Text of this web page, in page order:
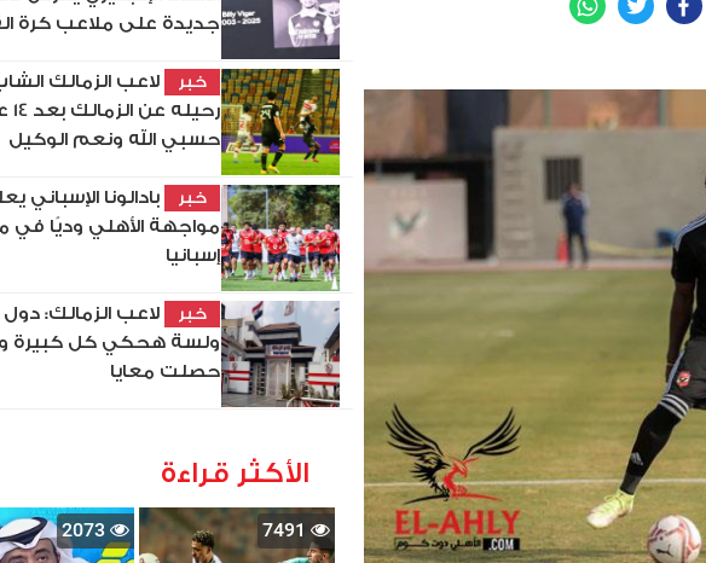
Facebook
Twitter
جديدة على ملاعب كرة
خبر
لاعب الزمالك
حسبي الله ونعم الوكيل
خبر
بادالونا الإسباني
مواجهة الأهلي وديًا
إسبانيا
خبر
لاعب الزمالك:
ولسة هحكي كل كبيرة
حصلت معايا
الأكثر قراءة
7491
2073